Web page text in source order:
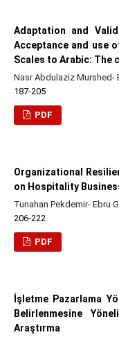
Adaptation and
Acceptance and use
Scales to Arabic: The
Nasr Abdulaziz Murshed-
187-205
PDF
Organizational
on Hospitality
Tunahan Pekdemir- Ebru
206-222
PDF
İşletme Pazarlama
Belirlenmesine
Araştırma